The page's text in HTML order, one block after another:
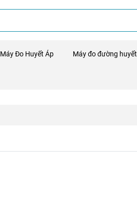
Máy Đo Huyết Áp Máy đo đường huyết